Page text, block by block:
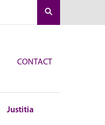
CONTACT
Justitia